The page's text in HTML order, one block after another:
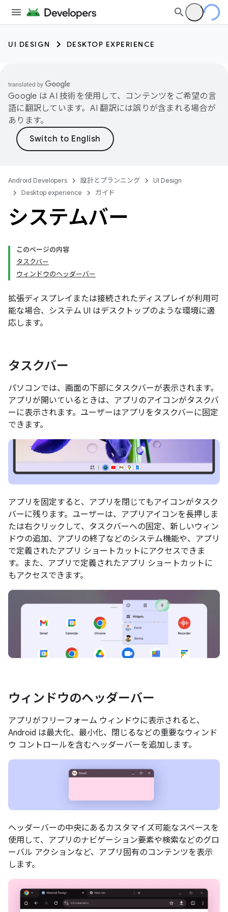
UI DESIGN DESKTOP EXPERIENCE
Google は AI 技術を使用して、コンテンツをご希望の言
語に翻訳しています。AI 翻訳には誤りが含まれる場合が
あります。
Android Developers 設計とプランニング
UI Design
Desktop experience
ガイド
システムバー
このページの内容
タスクバー
ウィンドウのヘッダーバー
拡張ディスプレイまたは接続されたディスプレイが利用可
能な場合、システム UI はデスクトップのような環境に適
応します。
タスクバー
パソコンでは、画面の下部にタスクバーが表示されます。
アプリが開いているときは、アプリのアイコンがタスクバ
ーに表示されます。ユーザーはアプリをタスクバーに固定
できます。
アプリを固定すると、アプリを閉じてもアイコンがタスク
バーに残ります。ユーザーは、アプリアイコンを長押しま
たは右クリックして、タスクバーへの固定、新しいウィン
ドウの追加、アプリの終了などのシステム機能や、アプリ
で定義されたアプリ ショートカットにアクセスできま
す。また、アプリで定義されたアプリ ショートカットに
もアクセスできます。
ウィンドウのヘッダーバー
アプリがフリーフォーム ウィンドウに表示されると、
Android は最大化、最小化、閉じるなどの重要なウィンド
ウ コントロールを含むヘッダーバーを追加します。
ヘッダーバーの中央にあるカスタマイズ可能なスペースを
使用して、アプリのナビゲーション要素や検索などのグロ
ーバル アクションなど、アプリ固有のコンテンツを表示
します。